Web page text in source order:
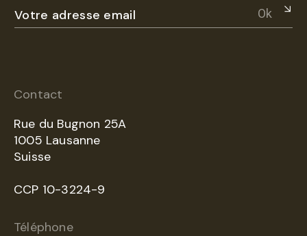
Ok
Contact
Rue du Bugnon 25A
1005 Lausanne
Suisse
CCP 10-3224-9
Téléphone